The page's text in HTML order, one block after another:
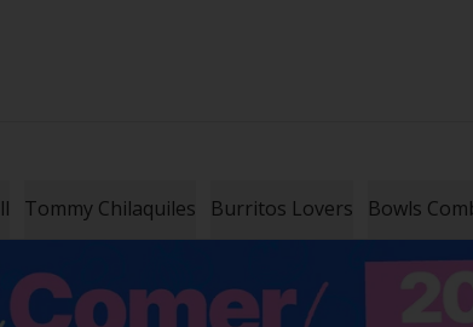
Tommy Chilaquiles Burritos Lovers Bowls